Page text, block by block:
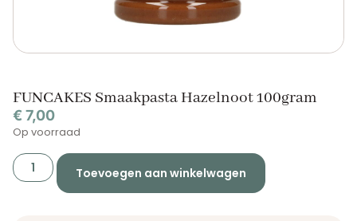
FUNCAKES Smaakpasta Hazelnoot 100gram
€ 7,00
Op voorraad
Toevoegen aan winkelwagen